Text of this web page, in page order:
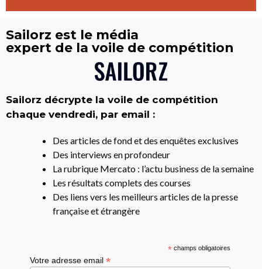
Sailorz est le média
expert de la voile de compétition
Sailorz décrypte la voile de compétition
chaque vendredi, par email :
Des articles de fond et des enquêtes exclusives
Des interviews en profondeur
La rubrique Mercato : l’actu business de la semaine
Les résultats complets des courses
Des liens vers les meilleurs articles de la presse
française et étrangère
*champs obligatoires
Votre adresse email*